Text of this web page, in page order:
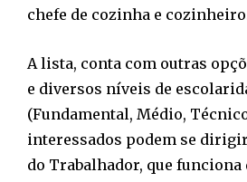
chefe de cozinha e
A lista, conta com outras
e diversos níveis de
(Fundamental, Médio,
interessados podem se
do Trabalhador, que funciona